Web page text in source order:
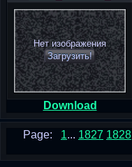
Нет изображения
Загрузить!
Download
Page: 1... 1827 1828